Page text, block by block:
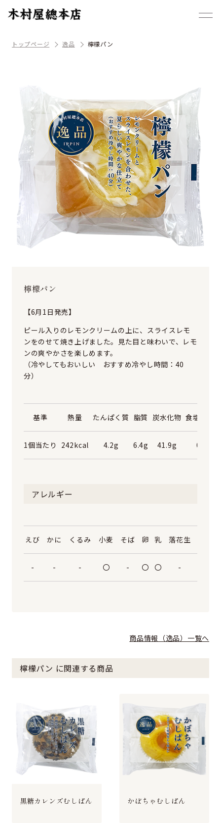
トップページ 逸品 檸檬パン
檸檬パン
【6月1日発売】
ピール入りのレモンクリームの上に、スライスレモ
ンをのせて焼き上げました。見た目と味わいで、レモ
ンの爽やかさを楽しめます。
（冷やしてもおいしい おすすめ冷やし時間：40
分）
基準 熱量 たんぱく質 脂質 炭水化物 食塩相当
1個当たり 242kcal 4.2g 6.4g 41.9g 0.5g
アレルギー
えび かに くるみ 小麦 そば 卵 乳 落花生
- - - 〇 - 〇 〇 -
商品情報（逸品）一覧へ
檸檬パン に関連する商品
黒糖カレンズむしぱん かぼちゃむしぱん